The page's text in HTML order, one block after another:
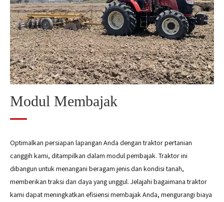
Modul panen
Modul pemrosesan biji-bijian pasca panen
Modul pemrosesan jerami
Modul Membajak
Optimalkan persiapan lapangan Anda dengan traktor pertanian
canggih kami, ditampilkan dalam modul pembajak. Traktor ini
dibangun untuk menangani beragam jenis dan kondisi tanah,
memberikan traksi dan daya yang unggul. Jelajahi bagaimana traktor
kami dapat meningkatkan efisiensi membajak Anda, mengurangi biaya